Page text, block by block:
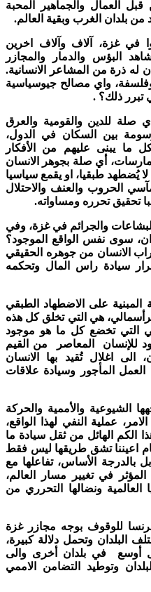
قبل العمال والجماهير المحبة
من بلدان الغرب وبقية العالم.
في غزة، آلاف وآلاف اخرين
البؤس والدمار والمجازر
له ذرة من المشاعر الانسانية.
واي مصالح جيوسياسية
تبرر ذلك؟ .
صلة للدين والقومية والعرق
بين السكان في الدول،
ما يبنى عليهم من الأفكار
أي صلة بجوهر الانسان
يُضطهد طبقيا، او يقمع سياسيا
الحروب والعنف والاحتلال
تحقيق تحرره ومساواته.
والجرائم في غزة، وفي
سوى نفس الواقع الموجود؟
الانسان من جوهره الحقيقي
سيادة راس المال وتحكمه
المبنية على الاضطهاد الطبقي
هي التي تخلق كل هذه
التي تخضع كل ما هو موجود
للإنسان المعاصر من القيم
الى اغلال تُقيد بها الانسان
العمل المأجور وسيادة علاقات
الشيوعية والأممية والحركة
عملية النفي لهذا الواقع،
الهائل من ثقل سيادة ما
اعيننا تشق طريقها ليس فقط
بالدرجة الأساس، تفاعلها مع
المؤثر في تغيير مسار العالم،
العالمية ونضالها التحرري من
للوقوف بوجه مجازر غزة
البلدان وتحمل دلالة كبيرة،
أوسع في بلدان أخرى والى
وتوطيد التضامن الاممي